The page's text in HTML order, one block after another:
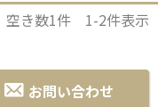
空き数1件 1-2件表示
お問い合わせ